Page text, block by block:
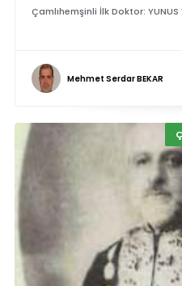
Çamlıhemşinli İlk Doktor: YUNUS
Mehmet Serdar BEKAR